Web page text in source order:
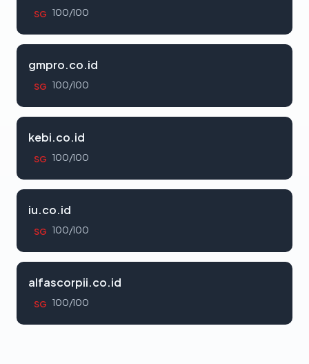
SG 100/100
gmpro.co.id
SG 100/100
kebi.co.id
SG 100/100
iu.co.id
SG 100/100
alfascorpii.co.id
SG 100/100